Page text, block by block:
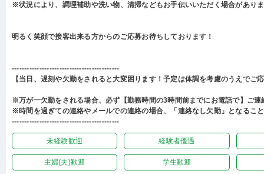
※状況により、調理補助や洗い物、清掃などもお手伝いいただく場合があり
明るく笑顔で接客出来る方からのご応募お待ちしております！
-------------------------------------------
【当日、遅刻や欠勤をされると大変困ります！予定は体調を考慮のうえでご
※万が一欠勤をされる場合、必ず【勤務時間の3時間前までにお電話で】ご連
※時間を過ぎての連絡やメールでの連絡の場合、「連絡なし欠勤」となるこ
-------------------------------------------
未経験歓迎 経験者優遇
主婦(夫)歓迎 学生歓迎